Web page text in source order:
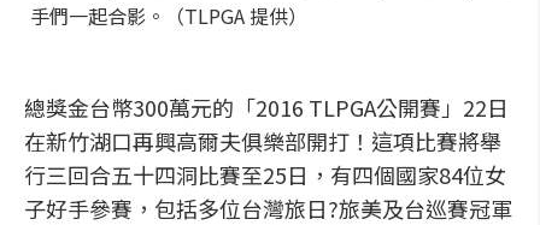
手們一起合影。（TLPGA 提供）
總獎金台幣300萬元的「2016 TLPGA公開賽」22日
在新竹湖口再興高爾夫俱樂部開打！這項比賽將舉
行三回合五十四洞比賽至25日，有四個國家84位女
子好手參賽，包括多位台灣旅日?旅美及台巡賽冠軍